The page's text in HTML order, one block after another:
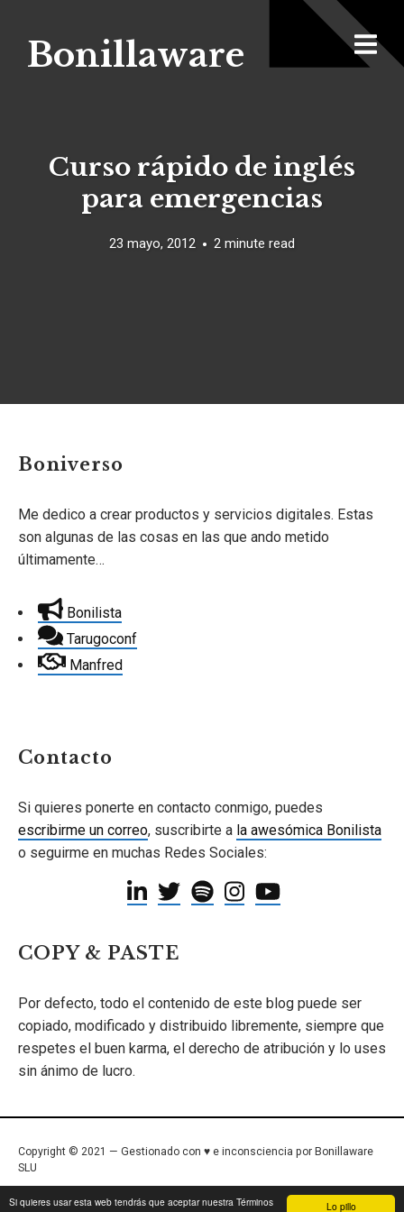
Lo pillo
Si quieres usar esta web tendrás que aceptar nuestra Términos
Bonillaware
Curso rápido de inglés
para emergencias
23 mayo, 2012 2 minute read
Boniverso
Me dedico a crear productos y servicios digitales. Estas
son algunas de las cosas en las que ando metido
últimamente…
Bonilista
Tarugoconf
Manfred
Contacto
Si quieres ponerte en contacto conmigo, puedes
escribirme un correo, suscribirte a la awesómica Bonilista
o seguirme en muchas Redes Sociales:
COPY & PASTE
Por defecto, todo el contenido de este blog puede ser
copiado, modificado y distribuido libremente, siempre que
respetes el buen karma, el derecho de atribución y lo uses
sin ánimo de lucro.
Copyright © 2021 — Gestionado con ♥ e inconsciencia por Bonillaware
SLU
Inicio / Términos de Uso / Política de Privacidad Contacto